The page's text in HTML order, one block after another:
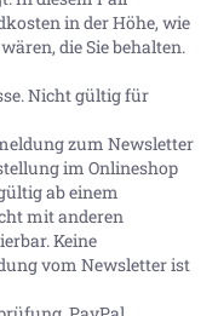
in der Höhe, wie
die Sie behalten.
Nicht gültig für
zum Newsletter
im Onlineshop
ab einem
mit anderen
Keine
vom Newsletter ist